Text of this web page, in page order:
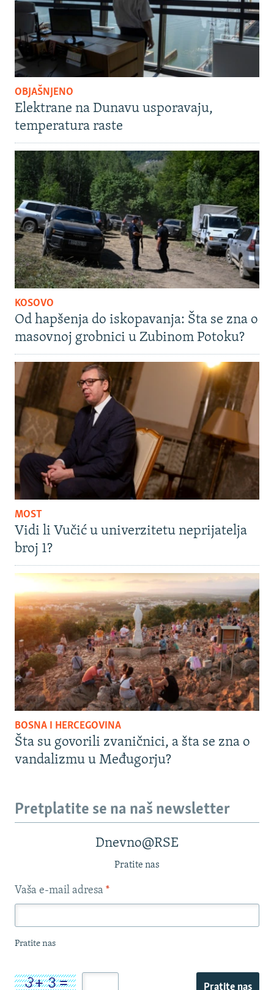
OBJAŠNJENO
Elektrane na Dunavu usporavaju,
temperatura raste
KOSOVO
Od hapšenja do iskopavanja: Šta se zna o
masovnoj grobnici u Zubinom Potoku?
MOST
Vidi li Vučić u univerzitetu neprijatelja
broj 1?
BOSNA I HERCEGOVINA
Šta su govorili zvaničnici, a šta se zna o
vandalizmu u Međugorju?
Pretplatite se na naš newsletter
Dnevno@RSE
Pratite nas
Vaša e-mail adresa *
Pratite nas
Pratite nas